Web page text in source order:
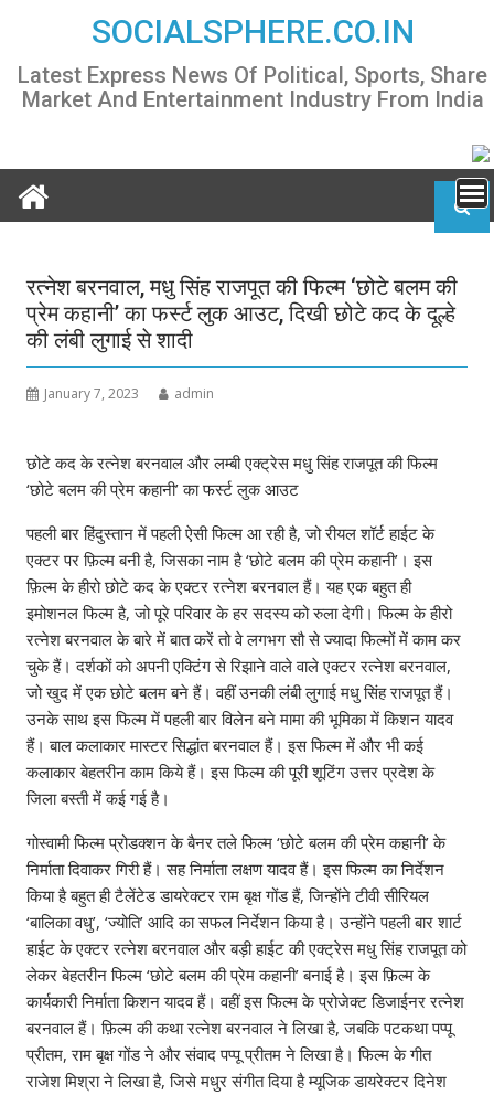
content
SOCIALSPHERE.CO.IN
Latest Express News Of Political, Sports, Share
Market And Entertainment Industry From India
रत्नेश बरनवाल, मधु सिंह राजपूत की फिल्म ‘छोटे बलम की
प्रेम कहानी’ का फर्स्ट लुक आउट, दिखी छोटे कद के दूल्हे
की लंबी लुगाई से शादी
January 7, 2023 admin
छोटे कद के रत्नेश बरनवाल और लम्बी एक्ट्रेस मधु सिंह राजपूत की फिल्म
‘छोटे बलम की प्रेम कहानी’ का फर्स्ट लुक आउट
पहली बार हिंदुस्तान में पहली ऐसी फिल्म आ रही है, जो रीयल शॉर्ट हाईट के
एक्टर पर फ़िल्म बनी है, जिसका नाम है ‘छोटे बलम की प्रेम कहानी’। इस
फ़िल्म के हीरो छोटे कद के एक्टर रत्नेश बरनवाल हैं। यह एक बहुत ही
इमोशनल फिल्म है, जो पूरे परिवार के हर सदस्य को रुला देगी। फिल्म के हीरो
रत्नेश बरनवाल के बारे में बात करें तो वे लगभग सौ से ज्यादा फिल्मों में काम कर
चुके हैं। दर्शकों को अपनी एक्टिंग से रिझाने वाले वाले एक्टर रत्नेश बरनवाल,
जो खुद में एक छोटे बलम बने हैं। वहीं उनकी लंबी लुगाई मधु सिंह राजपूत हैं।
उनके साथ इस फिल्म में पहली बार विलेन बने मामा की भूमिका में किशन यादव
हैं। बाल कलाकार मास्टर सिद्धांत बरनवाल हैं। इस फिल्म में और भी कई
कलाकार बेहतरीन काम किये हैं। इस फिल्म की पूरी शूटिंग उत्तर प्रदेश के
जिला बस्ती में कई गई है।
गोस्वामी फिल्म प्रोडक्शन के बैनर तले फिल्म ‘छोटे बलम की प्रेम कहानी’ के
निर्माता दिवाकर गिरी हैं। सह निर्माता लक्षण यादव हैं। इस फिल्म का निर्देशन
किया है बहुत ही टैलेंटेड डायरेक्टर राम बृक्ष गोंड हैं, जिन्होंने टीवी सीरियल
‘बालिका वधु’, ‘ज्योति’ आदि का सफल निर्देशन किया है। उन्होंने पहली बार शार्ट
हाईट के एक्टर रत्नेश बरनवाल और बड़ी हाईट की एक्ट्रेस मधु सिंह राजपूत को
लेकर बेहतरीन फिल्म ‘छोटे बलम की प्रेम कहानी’ बनाई है। इस फ़िल्म के
कार्यकारी निर्माता किशन यादव हैं। वहीं इस फिल्म के प्रोजेक्ट डिजाईनर रत्नेश
बरनवाल हैं। फ़िल्म की कथा रत्नेश बरनवाल ने लिखा है, जबकि पटकथा पप्पू
प्रीतम, राम बृक्ष गोंड ने और संवाद पप्पू प्रीतम ने लिखा है। फिल्म के गीत
राजेश मिश्रा ने लिखा है, जिसे मधुर संगीत दिया है म्यूजिक डायरेक्टर दिनेश